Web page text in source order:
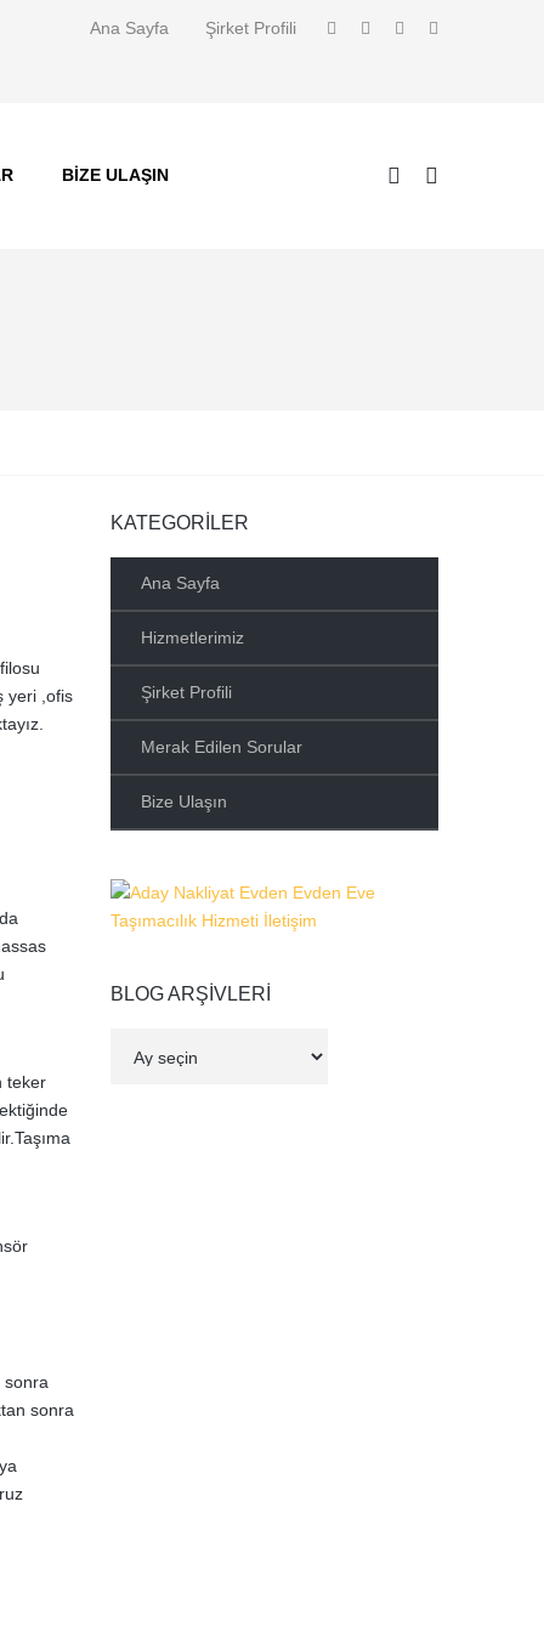
Ana Sayfa Şirket Profili
BIZE ULAŞIN
yeri ,ofis
teker
sonra
sonra
KATEGORILER
Ana Sayfa
Hizmetlerimiz
Şirket Profili
Merak Edilen Sorular
Bize Ulaşın
BLOG ARŞIVLERI
Arşivleri